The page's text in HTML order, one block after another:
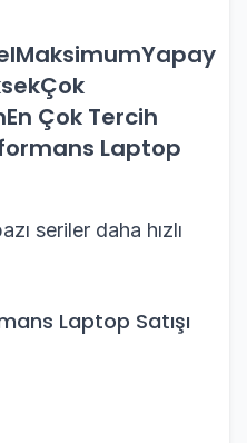
Çok Tercih
Laptop
seriler daha hızlı
Laptop Satışı